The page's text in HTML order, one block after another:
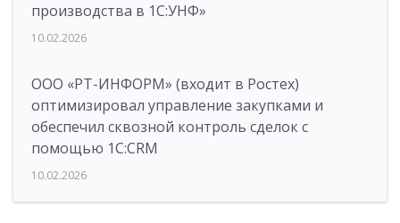
производства в 1С:УНФ»
10.02.2026
ООО «РТ-ИНФОРМ» (входит в Ростех)
оптимизировал управление закупками и
обеспечил сквозной контроль сделок с
помощью 1С:CRM
10.02.2026